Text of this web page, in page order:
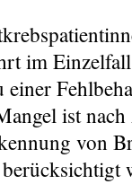
im
einer
ist
von